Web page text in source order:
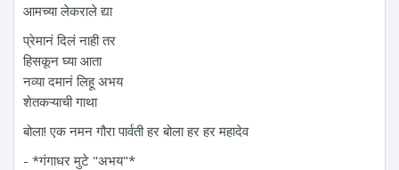
आमच्या लेकराले द्या
प्रेमानं दिलं नाही तर
हिसकून घ्या आता
नव्या दमानं लिहू अभय
शेतकऱ्याची गाथा
बोला! एक नमन‌ गौरा पार्वती हर बोला हर हर महादेव
- *गंगाधर मुटे "अभय"*